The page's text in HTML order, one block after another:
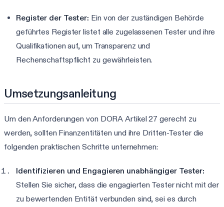
Register der Tester: Ein von der zuständigen Behörde
geführtes Register listet alle zugelassenen Tester und ihre
Qualifikationen auf, um Transparenz und
Rechenschaftspflicht zu gewährleisten.
Umsetzungsanleitung
Um den Anforderungen von DORA Artikel 27 gerecht zu
werden, sollten Finanzentitäten und ihre Dritten-Tester die
folgenden praktischen Schritte unternehmen:
Identifizieren und Engagieren unabhängiger Tester:
Stellen Sie sicher, dass die engagierten Tester nicht mit der
zu bewertenden Entität verbunden sind, sei es durch